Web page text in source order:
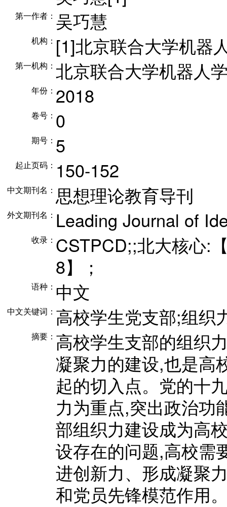
第一作者： 吴巧慧
机构： [1]北京联合大学机器
第一机构： 北京联合大学机器人
年份： 2018
卷号： 0
期号： 5
起止页码： 150-152
中文期刊名： 思想理论教育导刊
外文期刊名： Leading Journal of
收录： CSTPCD;;北大核心:
8】；
语种： 中文
中文关键词： 高校学生党支部;组织
摘要： 高校学生支部的组织
凝聚力的建设,也是高
起的切入点。党的十
力为重点,突出政治功
部组织力建设成为高
设存在的问题,高校需
进创新力、形成凝聚
和党员先锋模范作用